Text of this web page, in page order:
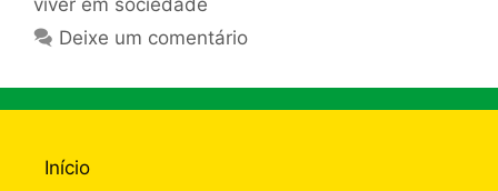
viver em sociedade
Deixe um comentário
Início